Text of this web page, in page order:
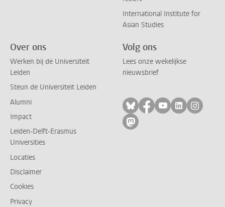
International Institute for
Asian Studies
Over ons
Werken bij de Universiteit
Leiden
Steun de Universiteit Leiden
Alumni
Impact
Leiden-Delft-Erasmus
Universities
Locaties
Disclaimer
Cookies
Privacy
Volg ons
Lees onze wekelijkse
nieuwsbrief
Volg ons op bluesky
Volg ons op
Volg ons op
Volg ons
Volg
Volg ons op mastodon